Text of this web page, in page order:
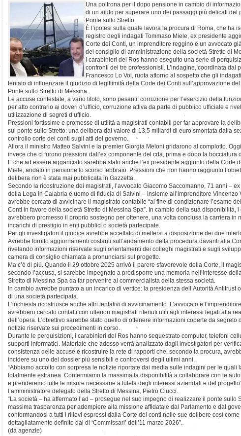
Una poltrona per il dopo pensione in cambio di
di un aiuto per superare uno dei passaggi più delicati del
Ponte sullo Stretto.
È l’ipotesi sulla quale lavora la procura di Roma, che ha
registro degli indagati Tommaso Miele, ex presidente
Corte dei Conti, un imprenditore reggino e un avvocato
del consiglio di amministrazione della società Stretto di
I carabinieri del Ros hanno eseguito una serie di
confronti dei tre professionisti. L’indagine, coordinata dal
Francesco Lo Voi, ruota attorno al sospetto che gli
tentato di influenzare il giudizio di legittimità della Corte dei Conti sull’approvazione del
Ponte sullo Stretto di Messina.
Le accuse contestate, a vario titolo, sono pesanti: corruzione per l’esercizio della
per atto contrario ai doveri d’ufficio, corruzione attiva da parte di pubblico ufficiale e
utilizzazione di segreti d’ufficio.
Pressioni fortissime e promesse di utilità a magistrati contabili per far approvare la
sul ponte sullo Stretto: una delibera dal valore di 13,5 miliardi di euro smontata dalla
controllo corte dei conti sugli atti del governo.
Allora il ministro Matteo Salvini e la premier Giorgia Meloni gridarono al complotto.
invece che ci furono pressioni dall’ex componente del cda, prima e dopo la bocciatura
E che ad essere agganciato sarebbe stato anche l’ex presidente aggiunto della Corte
Miele, andato in pensione lo scorso febbraio. Pressioni che non hanno raggiunto
delibera non è stata mai pubblicata in Gazzetta.
Secondo la ricostruzione dei magistrati, l’avvocato Giacomo Saccomanno, 71 anni –
della Lega in Calabria e uomo di fiducia di Salvini – insieme all’imprenditore Vincenzo
avrebbe cercato di avvicinare il magistrato contabile “al fine di condizionare l’esame
Conti in favore della società Stretto di Messina Spa”. In cambio della sua disponibilità, i
avrebbero promesso il proprio sostegno per ottenere, una volta conclusa la carriera in
incarichi di prestigio in enti pubblici o società partecipate.
Per gli investigatori il giudice avrebbe accettato di mettersi a disposizione dei due
Avrebbe fornito aggiornamenti costanti sull’andamento della procedura davanti alla
rivelando informazioni riservate sugli orientamenti dei colleghi magistrati e sugli
camera di consiglio chiamata a pronunciarsi sul progetto.
Ma c’è di più. Quando il 29 ottobre 2025 arrivò il parere sfavorevole della Corte, il
secondo l’accusa, si sarebbe impegnato a predisporre una memoria nell’interesse
Stretto di Messina Spa da far pervenire al commercialista della stessa società.
In cambio avrebbe puntato a un incarico di vertice: la presidenza dell’Autorità Antitrust
di una società partecipata.
L’inchiesta ricostruisce anche altri tentativi di avvicinamento. L’avvocato e
avrebbero cercato contatti con ulteriori magistrati ritenuti utili agli interessi legati alla
dell’opera. L’obiettivo sarebbe stato quello di ottenere informazioni coperte da segreto
notizie riservate sui procedimenti in corso.
Durante le perquisizioni, i carabinieri del Ros hanno sequestrato computer, telefoni
supporti informatici. Materiale che adesso verrà analizzato dagli investigatori per
consistenza delle accuse e ricostruire la rete di rapporti che, secondo la procura,
incidere su uno dei dossier più sensibili e controversi degli ultimi anni.
“Abbiamo accolto con sorpresa le notizie riportate dai media sulle indagini per le quali
totalmente estranea. Confermiamo la massima la disponibilità a collaborare con le
e prenderemo tutte le misure necessarie a tutela degli interessi aziendali e del
l’amministratore delegato della Stretto di Messina, Pietro Ciucci.
“La società – ha affermato l’ad – prosegue nel suo impegno di realizzare il ponte sullo
massima trasparenza per adempiere alla missione affidatale dal Parlamento e dal
conformandosi a tutti i rilievi espressi dalla Corte dei conti nelle sue delibere così come
dettagliatamente definito dal dl ‘Commissari’ dell’11 marzo 2026”.
(da agenzie)